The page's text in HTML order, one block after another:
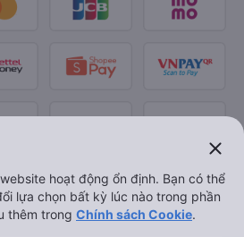
close
hoạt động ổn định. Bạn có thể
lựa chọn bất kỳ lúc nào trong phần
thêm trong Chính sách Cookie.